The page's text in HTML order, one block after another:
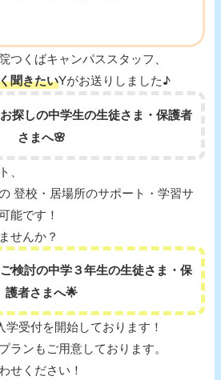
つくばキャンパススタッフ、
聞きたいYがお送りしました♪
探しの中学生の生徒さま・保護者
さまへ🌸
登校・居場所のサポート・学習サ
能です！
せんか？
検討の中学３年生の生徒さま・保
護者さまへ🌟
受付を開始しております！
ランもご用意しております。
せください！